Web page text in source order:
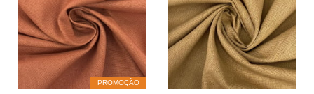
PROMOÇÃO